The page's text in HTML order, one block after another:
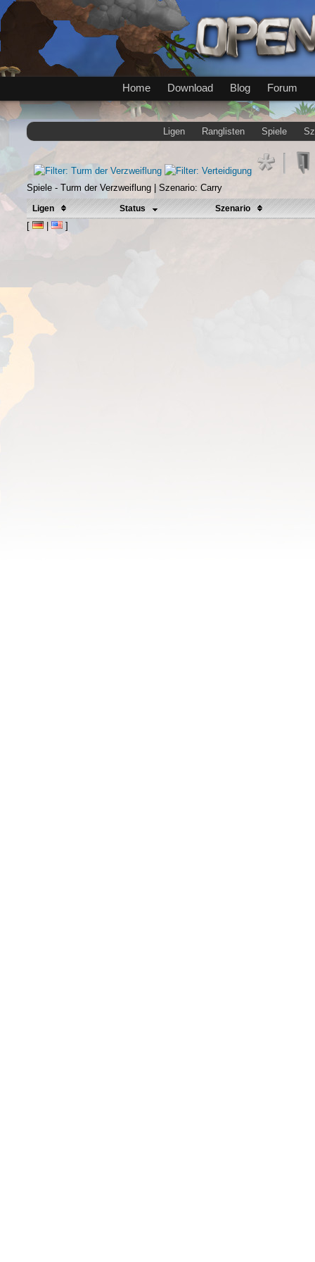
Home Download Blog Forum
Ligen Ranglisten Spiele
Spiele - Turm der Verzweiflung | Szenario: Carry
Ligen Status Szenario
[ | ]